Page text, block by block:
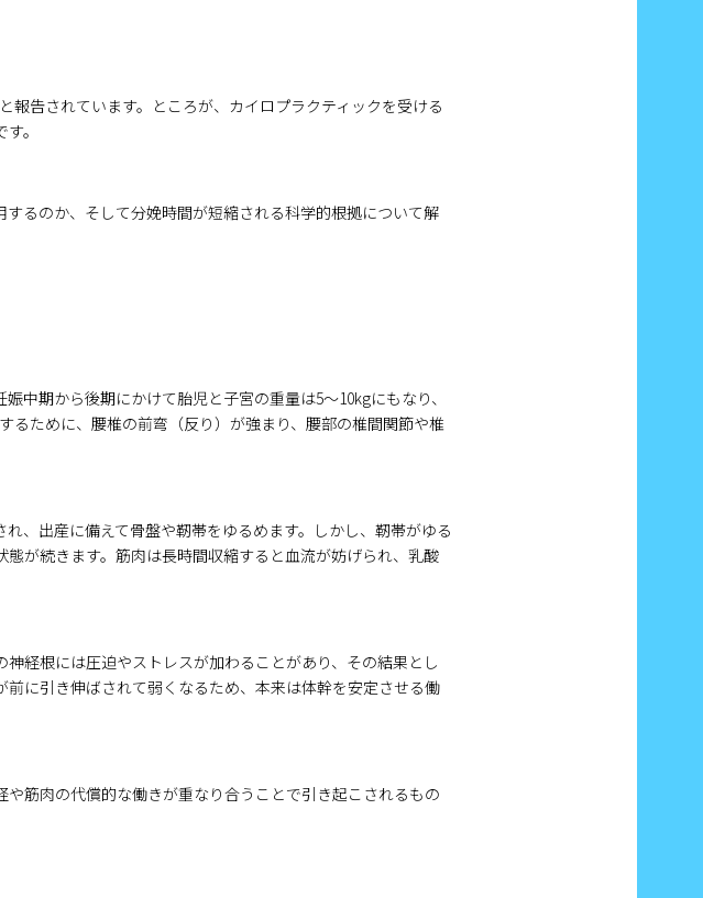
告されています。ところが、カイロプラクティックを受ける
。
るのか、そして分娩時間が短縮される科学的根拠について解
中期から後期にかけて胎児と子宮の重量は5〜10kgにもなり、
るために、腰椎の前弯（反り）が強まり、腰部の椎間関節や椎
、出産に備えて骨盤や靭帯をゆるめます。しかし、靭帯がゆる
が続きます。筋肉は長時間収縮すると血流が妨げられ、乳酸
経根には圧迫やストレスが加わることがあり、その結果とし
に引き伸ばされて弱くなるため、本来は体幹を安定させる働
筋肉の代償的な働きが重なり合うことで引き起こされるもの